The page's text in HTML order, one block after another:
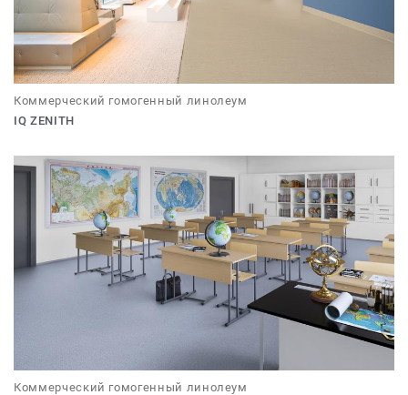
Коммерческий гомогенный линолеум
IQ ZENITH
Коммерческий гомогенный линолеум